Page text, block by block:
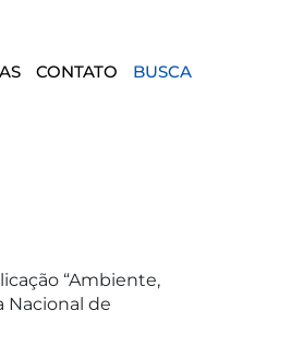
CONTATO BUSCA
“Ambiente,
Nacional de